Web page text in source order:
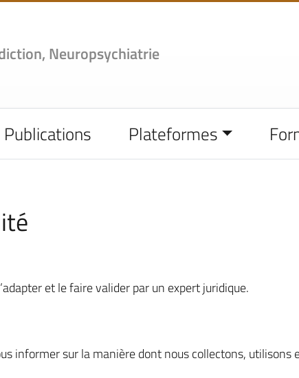
Neuropsychiatrie
Publications Plateformes
et le faire valider par un expert juridique.
informer sur la manière dont nous collectons,